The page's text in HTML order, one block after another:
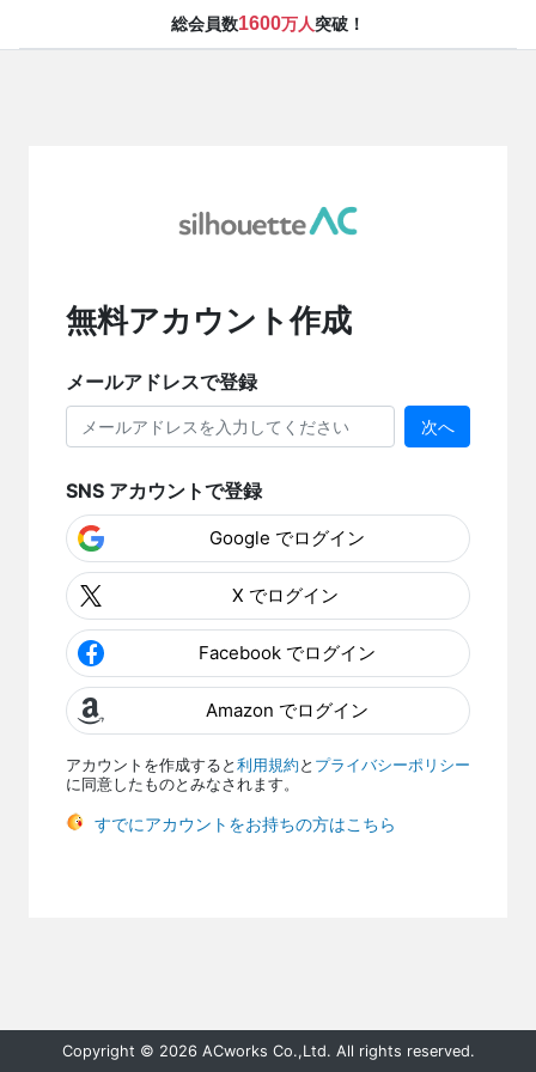
総会員数1600万人突破！
無料アカウント作成
メールアドレスで登録
次へ
SNS アカウントで登録
Google でログイン
X でログイン
Facebook でログイン
Amazon でログイン
アカウントを作成すると 利用規約 と プライバシーポリシー
に同意したものとみなされます。
すでにアカウントをお持ちの方はこちら
Copyright © 2026 ACworks Co.,Ltd. All rights reserved.